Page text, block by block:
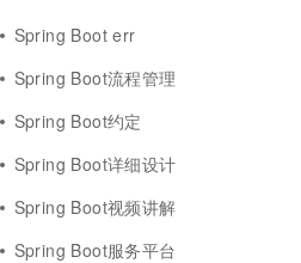
Spring Boot err
Spring Boot流程管理
Spring Boot约定
Spring Boot详细设计
Spring Boot视频讲解
Spring Boot服务平台